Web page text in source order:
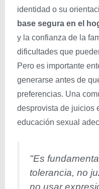
identidad o su
base segura en el
y la confianza de la
dificultades que
Pero es importante
generarse antes de
preferencias. Una
desprovista de juicios
educación sexual
"Es
tolerancia, no
no usar